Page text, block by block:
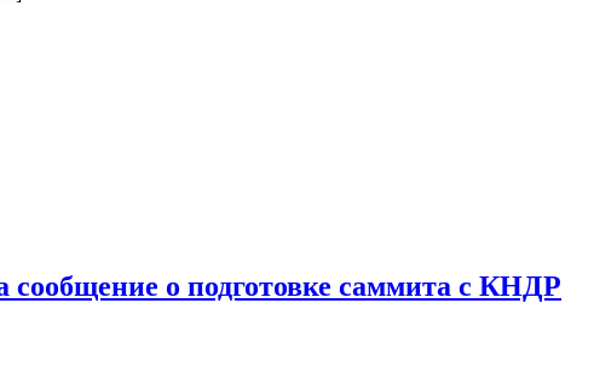
о подготовке саммита с КНДР